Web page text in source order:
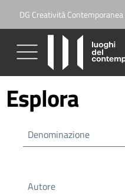
DG Creatività
Esplora
Denominazione
Autore